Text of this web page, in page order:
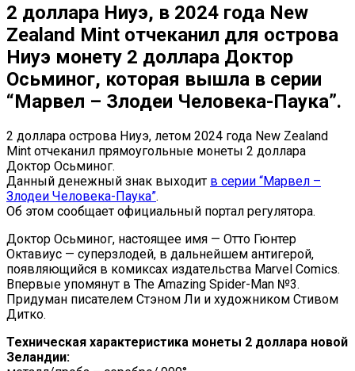
2 доллара Ниуэ, в 2024 года New
Zealand Mint отчеканил для острова
Ниуэ монету 2 доллара Доктор
Осьминог, которая вышла в серии
“Марвел – Злодеи Человека-Паука”.
2 доллара острова Ниуэ, летом 2024 года New Zealand
Mint отчеканил прямоугольные монеты 2 доллара
Доктор Осьминог.
Данный денежный знак выходит в серии “Марвел –
Злодеи Человека-Паука”.
Об этом сообщает официальный портал регулятора.
Доктор Осьминог, настоящее имя — Отто Гюнтер
Октавиус — суперзлодей, в дальнейшем антигерой,
появляющийся в комиксах издательства Marvel Comics.
Впервые упомянут в The Amazing Spider-Man №3.
Придуман писателем Стэном Ли и художником Стивом
Дитко.
Техническая характеристика монеты 2 доллара новой
Зеландии: